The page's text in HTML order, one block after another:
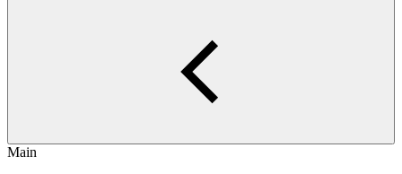
Main